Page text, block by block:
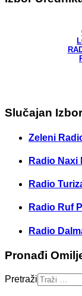
Slučajan
Zeleni
Radio Naxi
Radio
Radio Ruf
Radio
Pronađi
Pretraži